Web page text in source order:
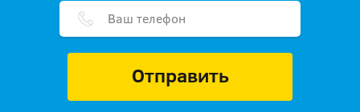
Отправить